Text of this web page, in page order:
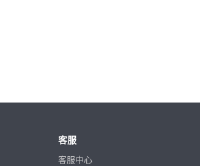
客服
客服中心